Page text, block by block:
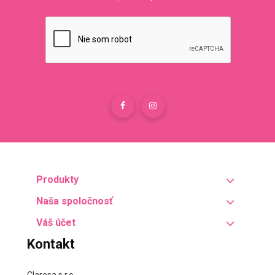
Produkty
Naša spoločnosť
Váš účet
Kontakt
Claresa s.r.o.